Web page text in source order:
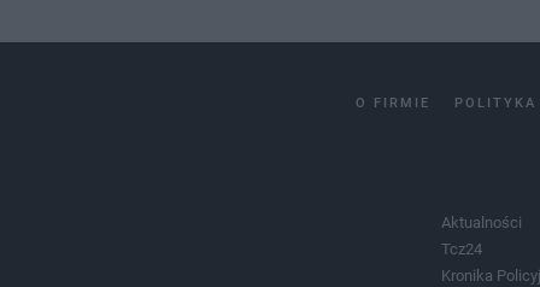
O FIRMIE POLITYKA
Aktualności
Tcz24
Kronika